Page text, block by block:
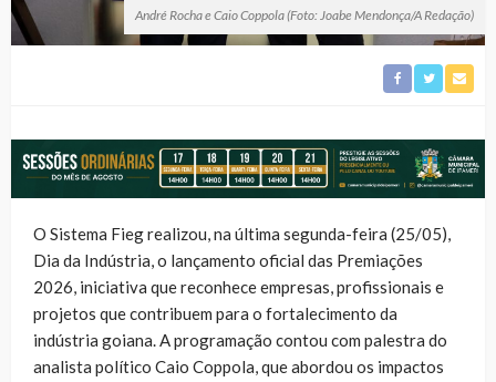
André Rocha e Caio Coppola (Foto: Joabe Mendonça/A Redação)
O Sistema Fieg realizou, na última segunda-feira (25/05),
Dia da Indústria, o lançamento oficial das Premiações
2026, iniciativa que reconhece empresas, profissionais e
projetos que contribuem para o fortalecimento da
indústria goiana. A programação contou com palestra do
analista político Caio Coppola, que abordou os impactos